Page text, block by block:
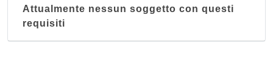
Attualmente nessun soggetto con questi
requisiti